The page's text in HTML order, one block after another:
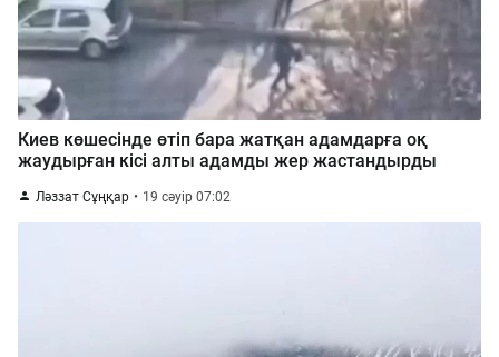
Киев көшесінде өтіп бара жатқан адамдарға оқ
жаудырған кісі алты адамды жер жастандырды
Ләззат Сұңқар 19 сәуір 07:02